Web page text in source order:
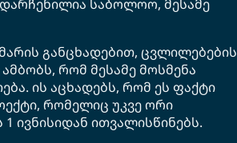
საბოლოო, მესამე
განცხადებით, ცვლილებების
რომ მესამე მოსმენა
ის აცხადებს, რომ ეს ფაქტი
რომელიც უკვე ორი
ივნისიდან ითვალისწინებს.